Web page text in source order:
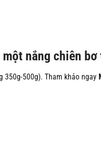
nắng chiên bơ
350g-500g). Tham khảo ngay